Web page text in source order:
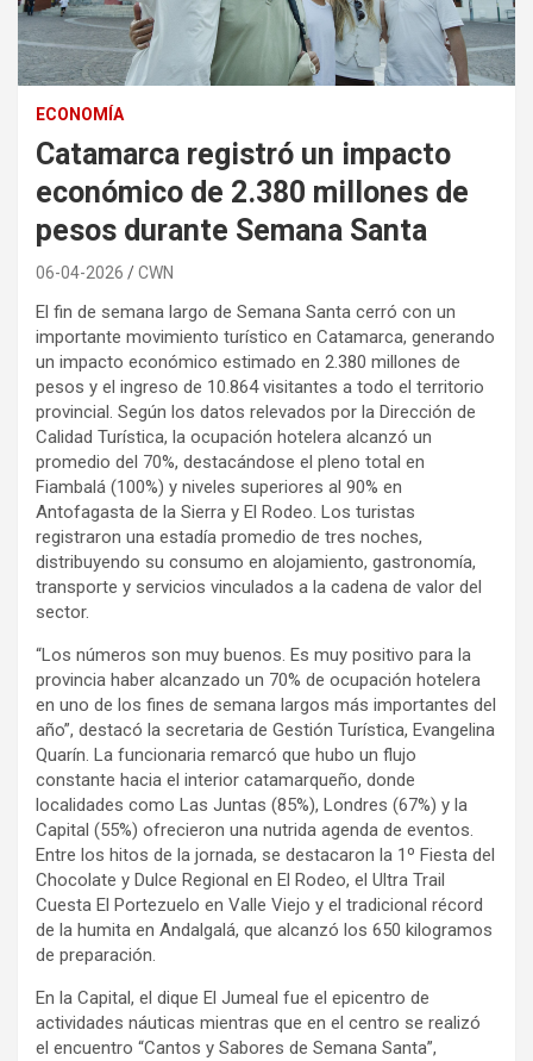
ECONOMÍA
Catamarca registró un impacto
económico de 2.380 millones de
pesos durante Semana Santa
06-04-2026 CWN
El fin de semana largo de Semana Santa cerró con un
importante movimiento turístico en Catamarca, generando
un impacto económico estimado en 2.380 millones de
pesos y el ingreso de 10.864 visitantes a todo el territorio
provincial. Según los datos relevados por la Dirección de
Calidad Turística, la ocupación hotelera alcanzó un
promedio del 70%, destacándose el pleno total en
Fiambalá (100%) y niveles superiores al 90% en
Antofagasta de la Sierra y El Rodeo. Los turistas
registraron una estadía promedio de tres noches,
distribuyendo su consumo en alojamiento, gastronomía,
transporte y servicios vinculados a la cadena de valor del
sector.
“Los números son muy buenos. Es muy positivo para la
provincia haber alcanzado un 70% de ocupación hotelera
en uno de los fines de semana largos más importantes del
año”, destacó la secretaria de Gestión Turística, Evangelina
Quarín. La funcionaria remarcó que hubo un flujo
constante hacia el interior catamarqueño, donde
localidades como Las Juntas (85%), Londres (67%) y la
Capital (55%) ofrecieron una nutrida agenda de eventos.
Entre los hitos de la jornada, se destacaron la 1º Fiesta del
Chocolate y Dulce Regional en El Rodeo, el Ultra Trail
Cuesta El Portezuelo en Valle Viejo y el tradicional récord
de la humita en Andalgalá, que alcanzó los 650 kilogramos
de preparación.
En la Capital, el dique El Jumeal fue el epicentro de
actividades náuticas mientras que en el centro se realizó
el encuentro “Cantos y Sabores de Semana Santa”,